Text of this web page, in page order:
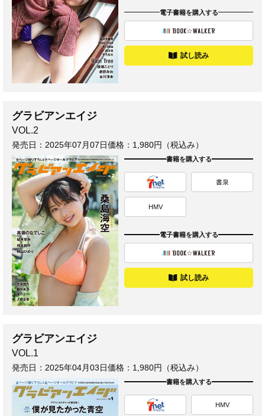
電子書籍を購入する
試し読み
グラビアンエイジ
VOL.2
発売日： 2025年07月07日価格：1,980円（税込み）
書籍を購入する
書泉
HMV
電子書籍を購入する
試し読み
グラビアンエイジ
VOL.1
発売日： 2025年04月03日価格：1,980円（税込み）
書籍を購入する
HMV